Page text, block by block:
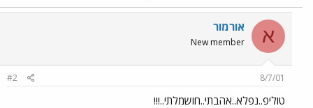
א אורמור
New member
8/7/01
#2
טוליפ..נפלא..אהבתי..חושמלתי..!!!